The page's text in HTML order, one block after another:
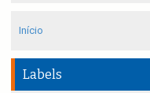
Início
Labels